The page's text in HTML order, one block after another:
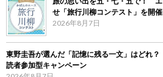
せ「旅行川柳コンテスト」を開催
2026年8月7日
東野圭吾が選んだ「記憶に残る一文」はどれ
読者参加型キャンペーン